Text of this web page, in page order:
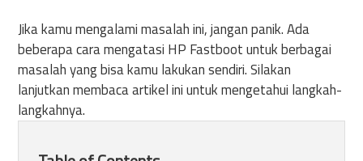
Jika kamu mengalami masalah ini, jangan panik. Ada
beberapa cara mengatasi HP Fastboot untuk berbagai
masalah yang bisa kamu lakukan sendiri. Silakan
lanjutkan membaca artikel ini untuk mengetahui langkah-
langkahnya.